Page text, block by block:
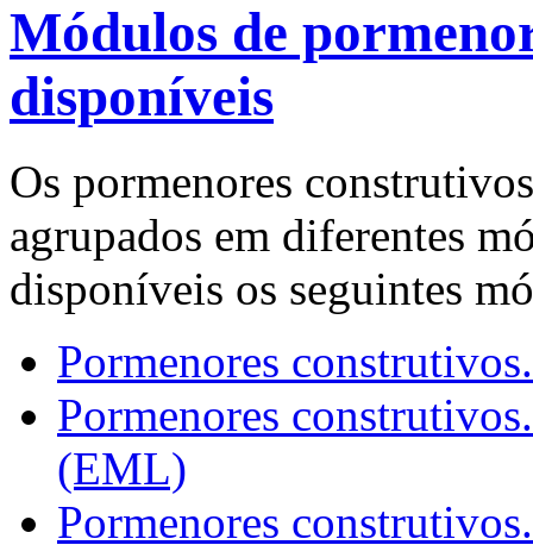
Módulos de
disponíveis
Os pormenores
agrupados em diferentes
disponíveis os seguintes
Pormenores
Pormenores
(EML)
Pormenores